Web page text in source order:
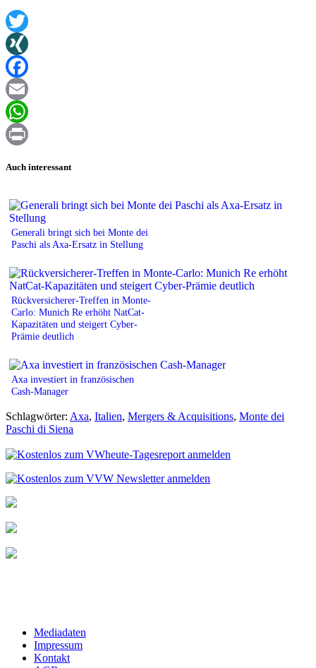
Twitter
XING
Facebook
Email
WhatsApp
Auch interessant
Generali bringt sich bei Monte dei
Paschi als Axa-Ersatz in Stellung
Rückversicherer-Treffen in Monte-
Carlo: Munich Re erhöht NatCat-
Kapazitäten und steigert Cyber-
Prämie deutlich
Axa investiert in französischen
Cash-Manager
Schlagwörter: Axa, Italien, Mergers & Acquisitions, Monte dei
Paschi di Siena
Mediadaten
Impressum
Kontakt